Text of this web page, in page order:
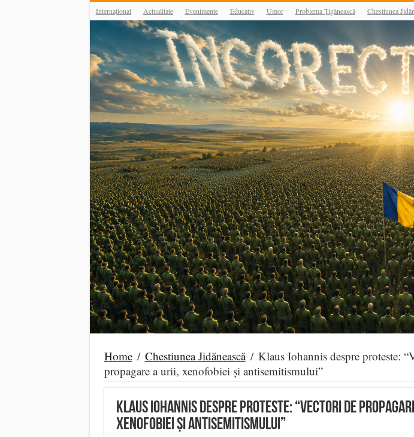
Internațional Actualitate Evenimente Educativ Umor Problema Țigănească Chestiunea
Home / Chestiunea Jidănească / Klaus Iohannis despre proteste:
propagare a urii, xenofobiei și antisemitismului”
Klaus Iohannis despre proteste: “Vectori de
xenofobiei și antisemitismului”